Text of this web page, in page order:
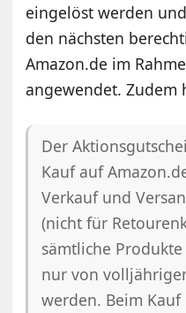
eingelöst werden
den nächsten
Amazon.de im
angewendet. Zudem
Der
Kauf auf
Verkauf und
(nicht für
sämtliche
nur von
werden. Beim